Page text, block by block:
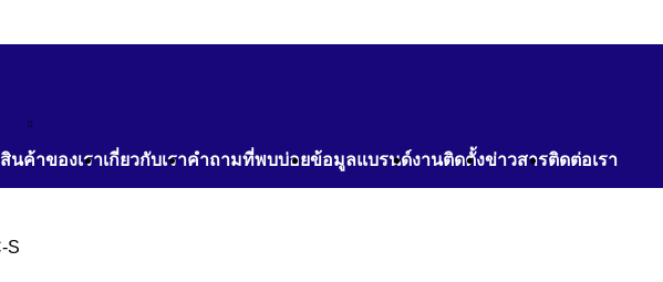
สินค้าของเราเกี่ยวกับเราคำถามที่พบบ่อยข้อมูลแบรนด์งานติดตั้งข่าวสารติดต่อเรา